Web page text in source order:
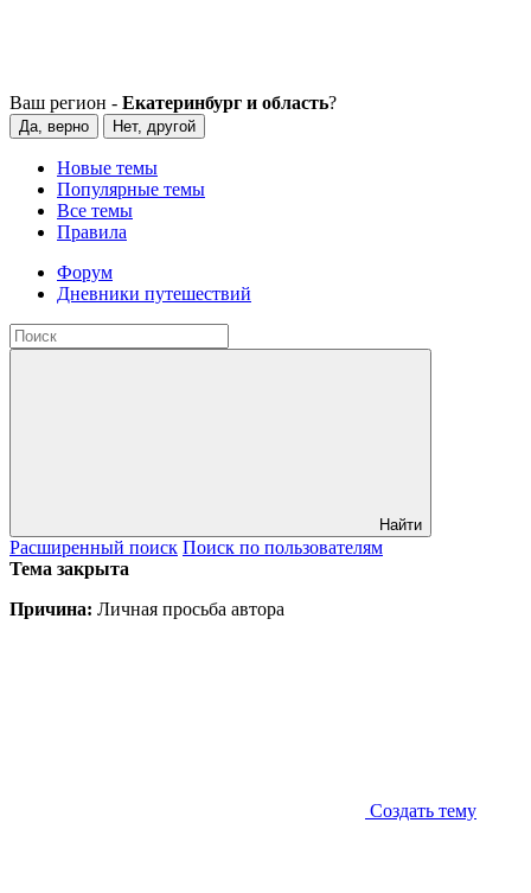
Ваш регион - Екатеринбург и область?
Да, верно Нет, другой
Новые темы
Популярные темы
Все темы
Правила
Форум
Дневники путешествий
Найти
Расширенный поиск Поиск по пользователям
Тема закрыта
Причина: Личная просьба автора
Создать тему